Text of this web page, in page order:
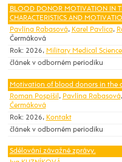
BLOOD DONOR MOTIVATION IN
CHARACTERISTICS AND
Pavlína Rabasová, Karel Pavlica,
Čermáková
Rok: 2026, Military Medical
článek v odborném periodiku
Motivation of blood donors in the
Roman Pospíšil , Pavlína Rabasová,
Čermáková
Rok: 2026, Kontakt
článek v odborném periodiku
Sdělování závažné zprávy.